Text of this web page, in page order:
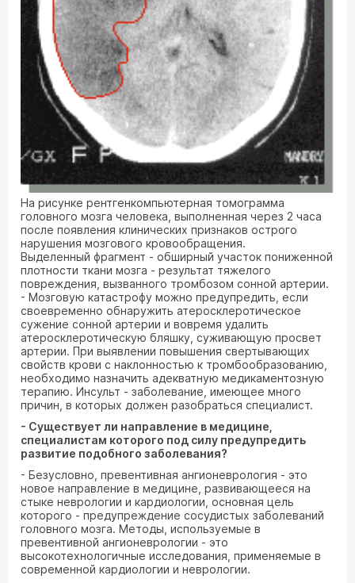
На рисунке рентгенкомпьютерная томограмма
головного мозга человека, выполненная через 2 часа
после появления клинических признаков острого
нарушения мозгового кровообращения.
Выделенный фрагмент - обширный участок пониженной
плотности ткани мозга - результат тяжелого
повреждения, вызванного тромбозом сонной артерии.
- Мозговую катастрофу можно предупредить, если
своевременно обнаружить атеросклеротическое
сужение сонной артерии и вовремя удалить
атеросклеротическую бляшку, суживающую просвет
артерии. При выявлении повышения свертывающих
свойств крови с наклонностью к тромбообразованию,
необходимо назначить адекватную медикаментозную
терапию. Инсульт - заболевание, имеющее много
причин, в которых должен разобраться специалист.
- Существует ли направление в медицине,
специалистам которого под силу предупредить
развитие подобного заболевания?
- Безусловно, превентивная ангионеврология - это
новое направление в медицине, развивающееся на
стыке неврологии и кардиологии, основная цель
которого - предупреждение сосудистых заболеваний
головного мозга. Методы, используемые в
превентивной ангионеврологии - это
высокотехнологичные исследования, применяемые в
современной кардиологии и неврологии.